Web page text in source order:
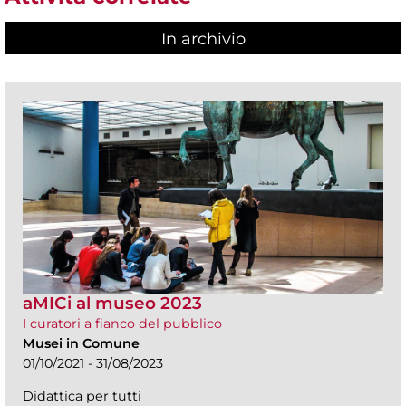
In archivio
aMICi al museo 2023
I curatori a fianco del pubblico
Musei in Comune
01/10/2021 - 31/08/2023
Didattica per tutti